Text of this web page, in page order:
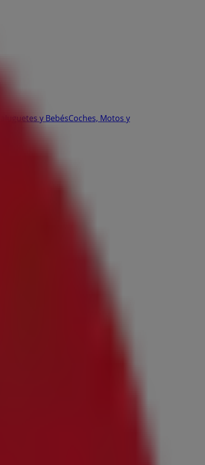
Juguetes y BebésCoches, Motos y